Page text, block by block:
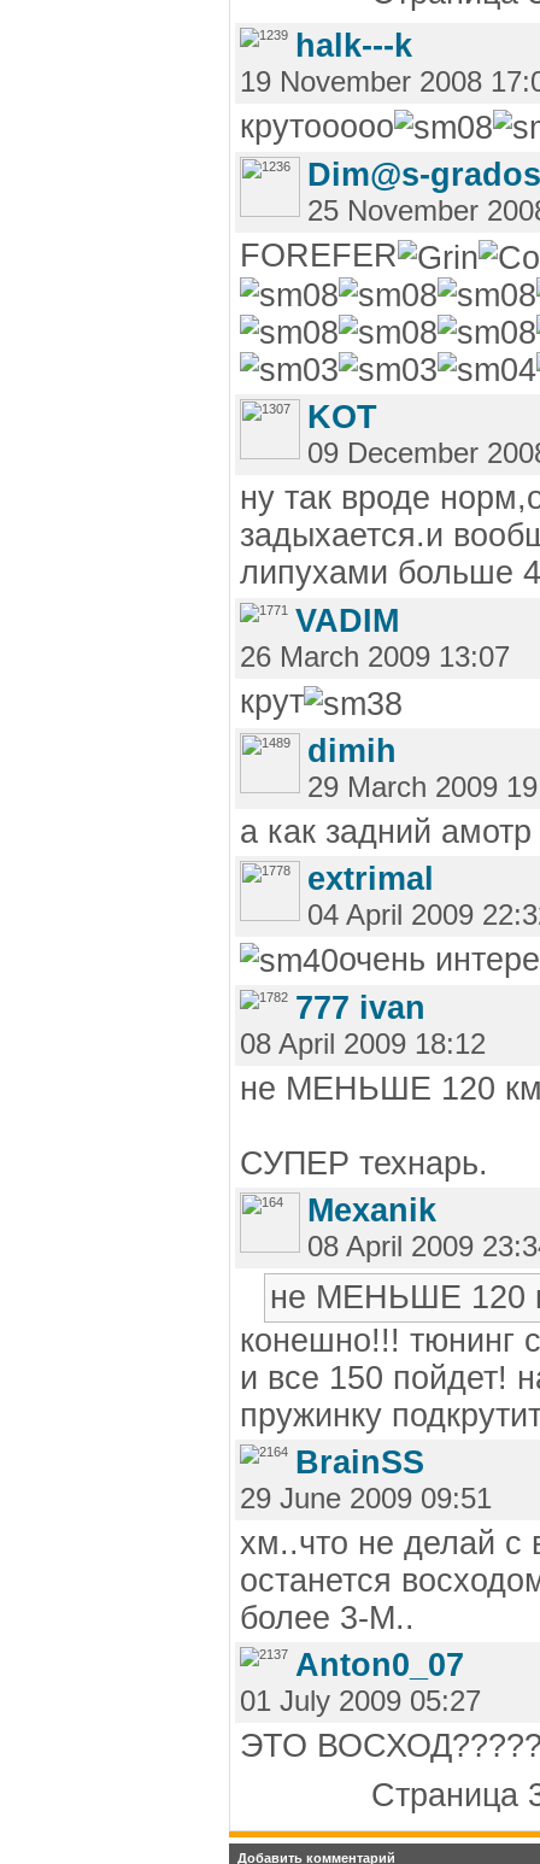
halk---k
19 November 2008
крутооооо
Dim@s-grados
25 November
FOREFER
KOT
09 December
ну так вроде
задыхается.и
липухами больше
VADIM
26 March 2009 13:07
крут
dimih
29 March 2009
а как задний
extrimal
04 April 2009
очень
777 ivan
08 April 2009 18:12
не МЕНЬШЕ 120 км
СУПЕР технарь.
Mexanik
08 April 2009
не МЕНЬШЕ 120
конешно!!! тюнинг
и все 150 пойдет!
пружинку
BrainSS
29 June 2009 09:51
хм..что не делай с
останется
более 3-М..
Anton0_07
01 July 2009 05:27
ЭТО
Страница
Добавить комментарий